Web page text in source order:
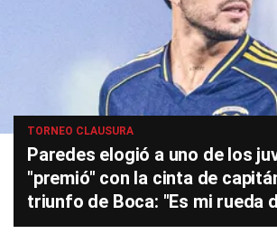
TORNEO CLAUSURA
Paredes elogió a uno de los
"premió" con la cinta de
triunfo de Boca: "Es mi rueda